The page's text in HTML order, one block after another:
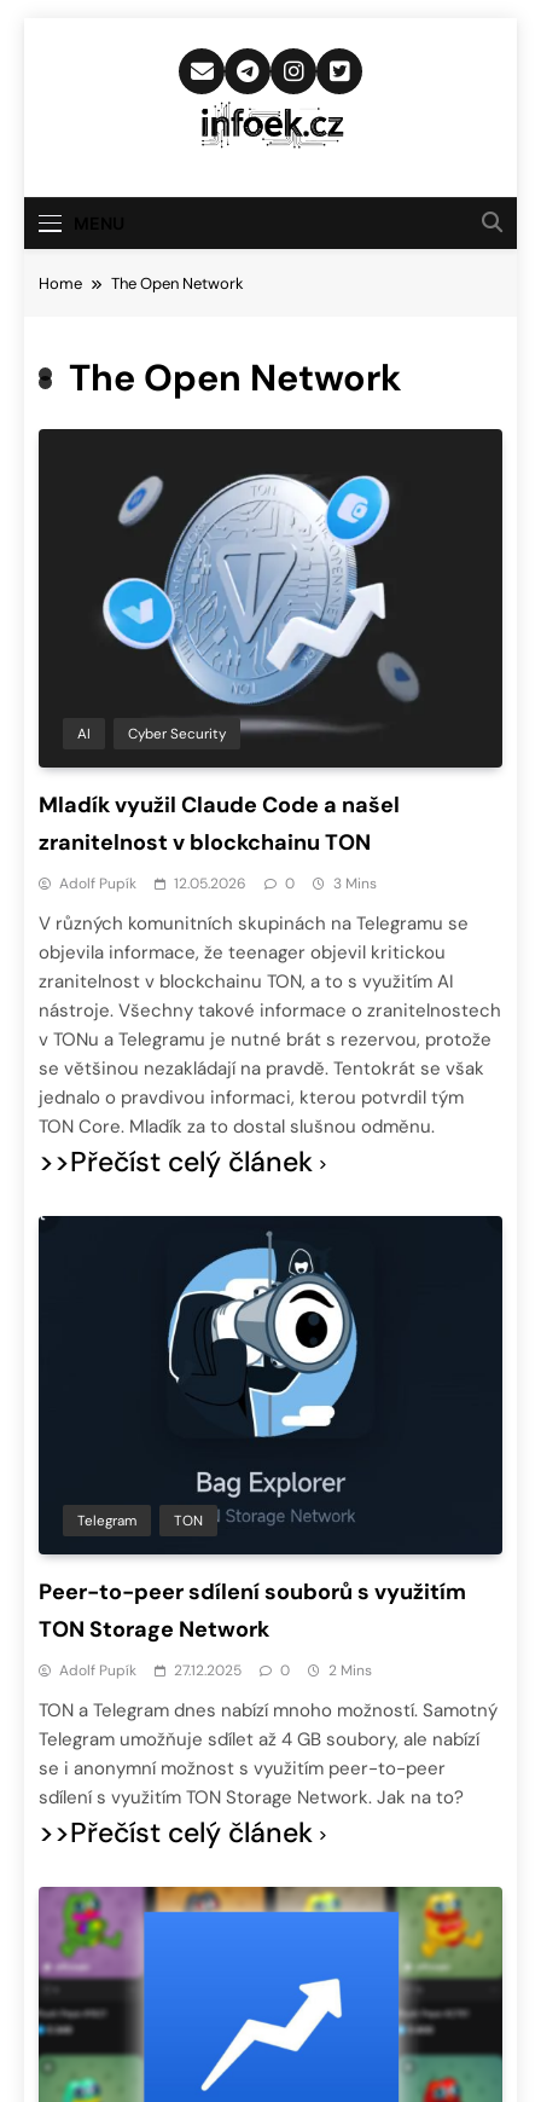
Infoek.cz
Novinkám
Home The Open Network
The Open Network
AI Cyber Security
Mladík využil Claude Code a našel
zranitelnost v blockchainu TON
Adolf Pupík 12.05.2026 0 3 Mins
V různých komunitních skupinách na Telegramu se
objevila informace, že teenager objevil kritickou
zranitelnost v blockchainu TON, a to s využitím AI
nástroje. Všechny takové informace o zranitelnostech
v TONu a Telegramu je nutné brát s rezervou, protože
se většinou nezakládají na pravdě. Tentokrát se však
jednalo o pravdivou informaci, kterou potvrdil tým
TON Core. Mladík za to dostal slušnou odměnu.
>>Přečíst celý článek
Telegram TON
Peer-to-peer sdílení souborů s využitím
TON Storage Network
Adolf Pupík 27.12.2025 0 2 Mins
TON a Telegram dnes nabízí mnoho možností. Samotný
Telegram umožňuje sdílet až 4 GB soubory, ale nabízí
se i anonymní možnost s využitím peer-to-peer
sdílení s využitím TON Storage Network. Jak na to?
>>Přečíst celý článek